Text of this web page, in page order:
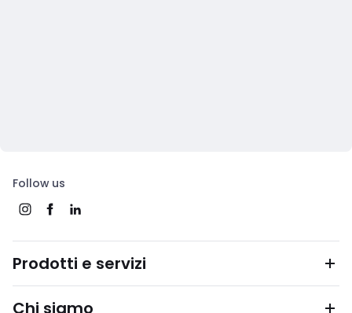
Follow us
Prodotti e servizi
Chi siamo